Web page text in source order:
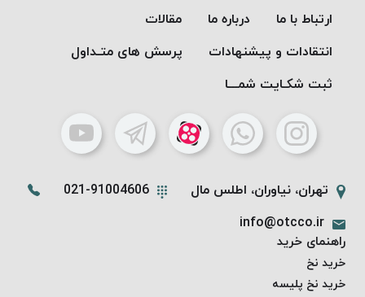
ارتباط با ما درباره ما
مقالات
انتقادات و پیشنهادات
پرسش های متـداول
ثبت شکـایت شمـــا
تهران، نیاوران، اطلس مال
021-91004606
info@otcco.ir
راهنمای خرید
خرید نخ
خرید نخ پلیسه